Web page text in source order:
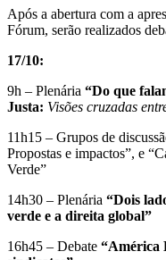
Após a abertura com a
Fórum, serão realizados
17/10:
9h – Plenária “Do que
Justa: Visões cruzadas
11h15 – Grupos de
Propostas e impactos”, e
Verde”
14h30 – Plenária “Dois
verde e a direita global”
16h45 – Debate “América